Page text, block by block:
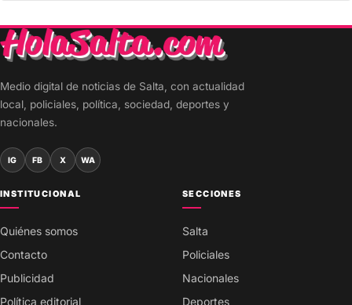
Medio digital de noticias de Salta, con actualidad
local, policiales, política, sociedad, deportes y
nacionales.
IG FB X WA
INSTITUCIONAL
Quiénes somos
Contacto
Publicidad
Política editorial
SECCIONES
Salta
Policiales
Nacionales
Deportes